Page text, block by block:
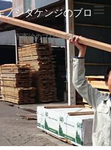
シタケンジのブロ
木下憲治のブログです。